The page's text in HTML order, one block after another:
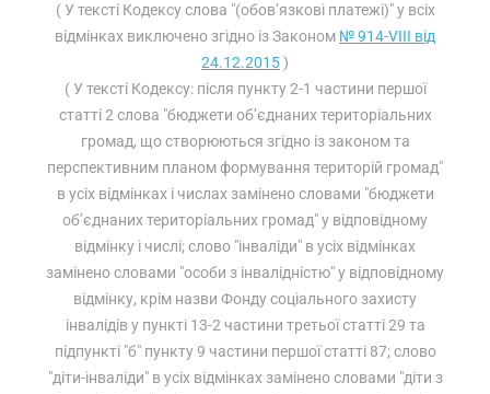
( У тексті Кодексу слова "(обов’язкові платежі)" у всіх
відмінках виключено згідно із Законом № 914-VIII від
24.12.2015)
( У тексті Кодексу: після пункту 2-1 частини першої
статті 2 слова "бюджети об’єднаних територіальних
громад, що створюються згідно із законом та
перспективним планом формування територій громад"
в усіх відмінках і числах замінено словами "бюджети
об’єднаних територіальних громад" у відповідному
відмінку і числі; слово "інваліди" в усіх відмінках
замінено словами "особи з інвалідністю" у відповідному
відмінку, крім назви Фонду соціального захисту
інвалідів у пункті 13-2 частини третьої статті 29 та
підпункті "б" пункту 9 частини першої статті 87; слово
"діти-інваліди" в усіх відмінках замінено словами "діти з